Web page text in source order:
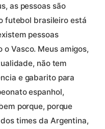
as pessoas são
futebol brasileiro está
pessoas
Vasco. Meus amigos,
não tem
e gabarito para
espanhol,
porque, porque
times da Argentina,